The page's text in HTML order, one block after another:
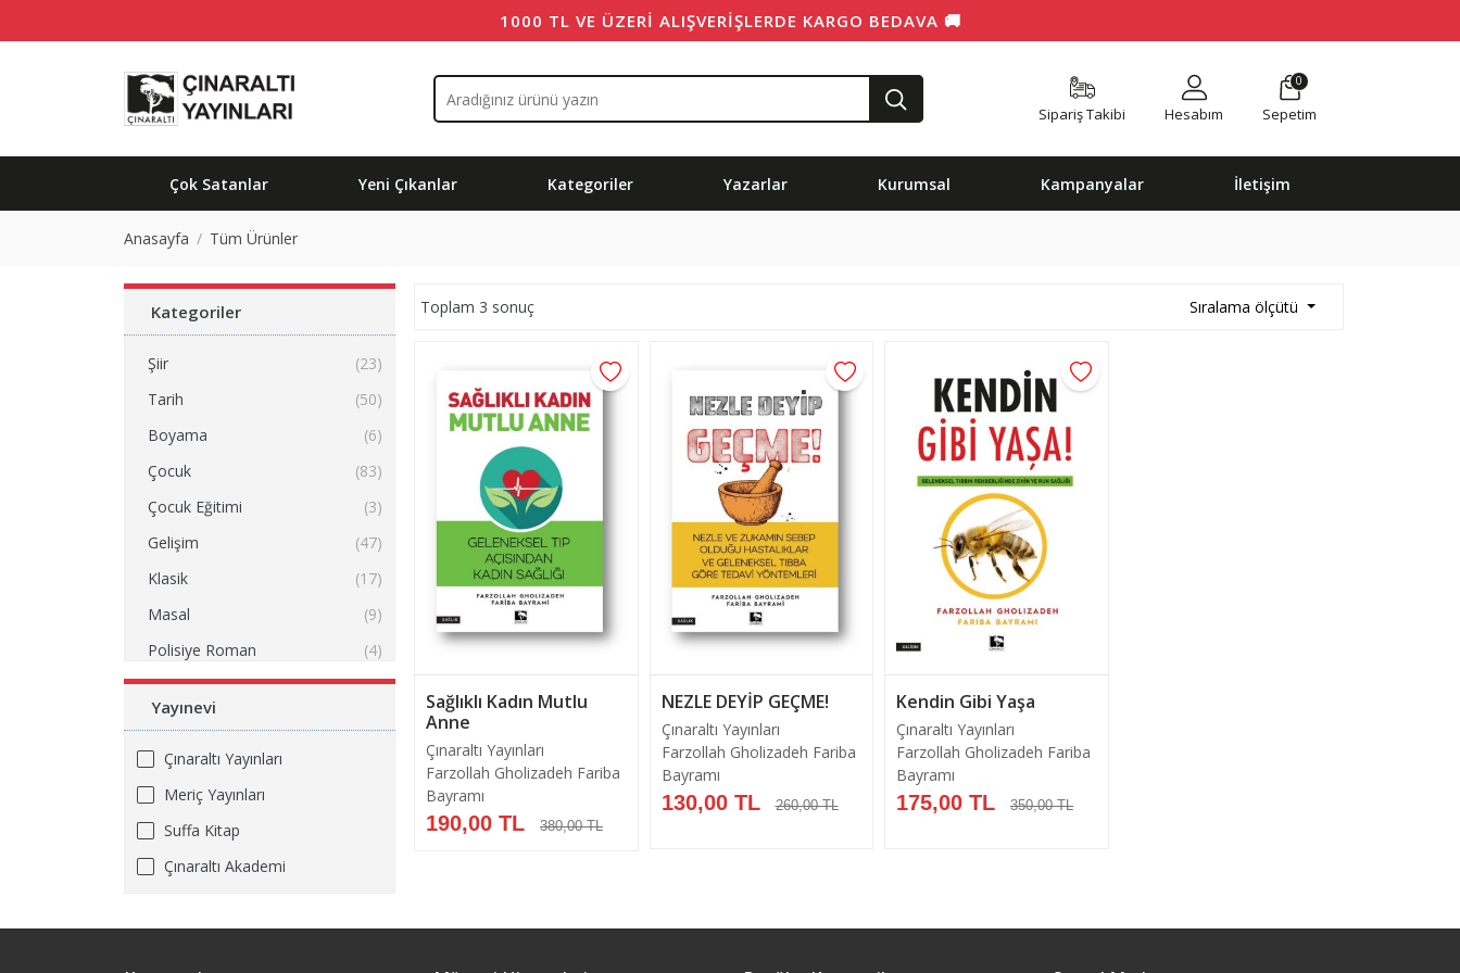
1000 TL VE ÜZERI ALIŞVERIŞLERDE KARGO BEDAVA 🚚
Sipariş Takibi Hesabım Sepetim
0
Çok Satanlar Yeni Çıkanlar Kategoriler Yazarlar Kurumsal Kampanyalar İletişim
Anasayfa Tüm Ürünler
Kategoriler
Şiir
(23)
Tarih
(50)
Boyama
(6)
Çocuk
(83)
Çocuk Eğitimi
(3)
Gelişim
(47)
Klasik
(17)
Masal
(9)
Polisiye Roman
(4)
Roman
(157)
Biyografik Roman
Tarihi Roman
Deneme
Dikkat Ve Zeka
Aile-Çocuk Gelişimi
Yayınevi
Çınaraltı Yayınları
Meriç Yayınları
Suffa Kitap
Çınaraltı Akademi
Toplam 3 sonuç Sıralama ölçütü
Sağlıklı Kadın Mutlu
Anne
Çınaraltı Yayınları
Farzollah Gholizadeh Fariba
Bayramı
190,00 TL 380,00 TL
NEZLE DEYİP GEÇME!
Çınaraltı Yayınları
Farzollah Gholizadeh Fariba
Bayramı
130,00 TL 260,00 TL
Kendin Gibi Yaşa
Çınaraltı Yayınları
Farzollah Gholizadeh Fariba
Bayramı
175,00 TL 350,00 TL